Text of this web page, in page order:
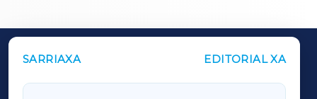
SARRIAXA EDITORIAL XA
OUTROS PERIÓDICOS